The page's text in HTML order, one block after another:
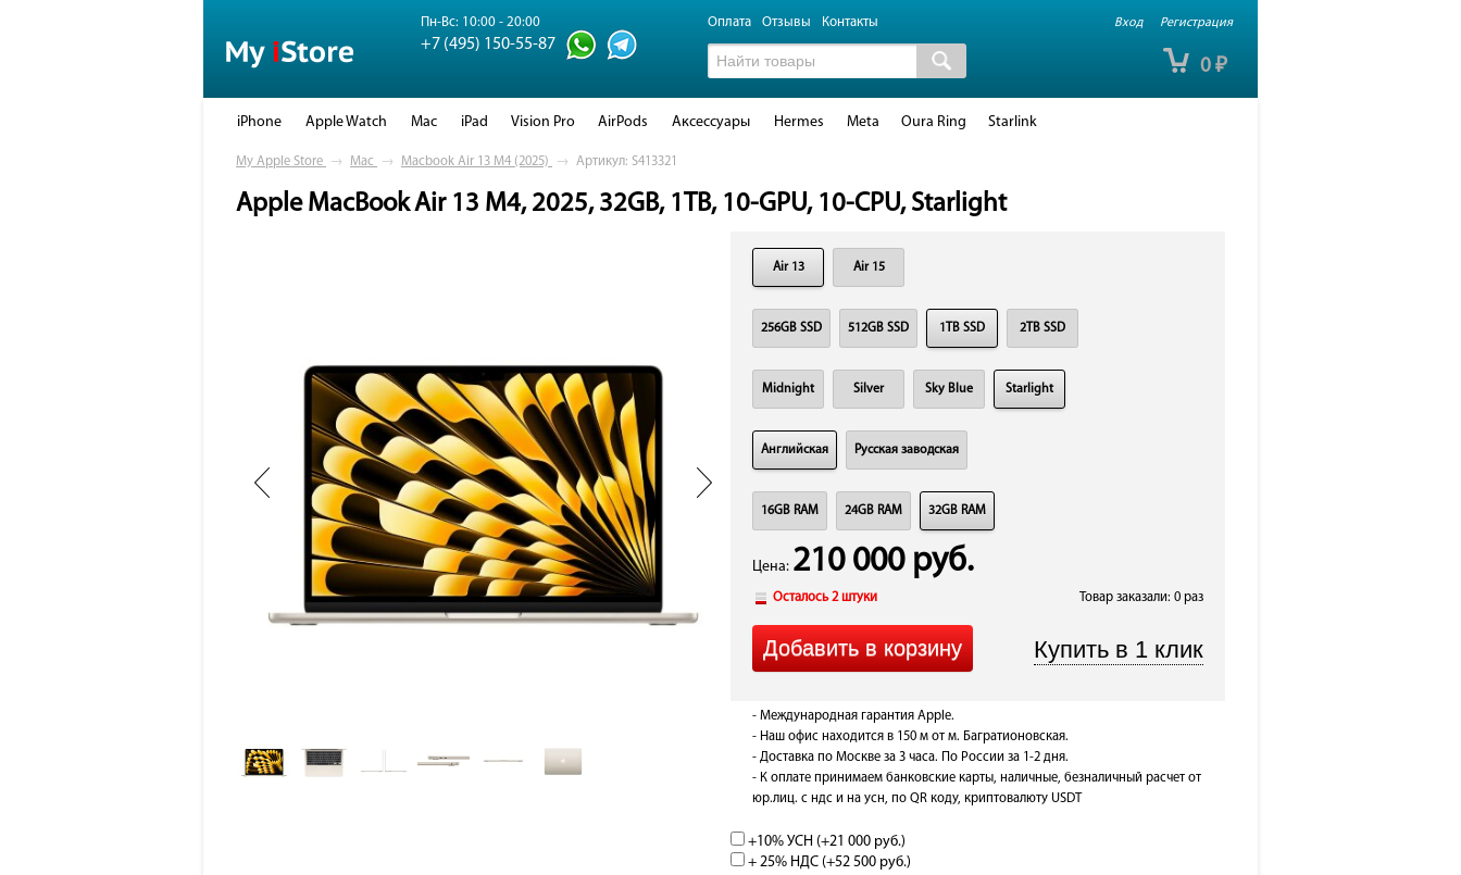
Вход Регистрация
Пн-Вс: 10:00 - 20:00
+7 (495) 150-55-87
Оплата Отзывы Контакты
0 ₽
iPhone Apple Watch Mac iPad Vision Pro AirPods Аксессуары Hermes Meta Oura Ring Starlink
My Apple Store → Mac → Macbook Air 13 M4 (2025) → Артикул: S413321
Apple MacBook Air 13 M4, 2025, 32GB, 1TB, 10-GPU, 10-CPU, Starlight
Air 13 Air 15
256GB SSD 512GB SSD 1TB SSD 2TB SSD
Midnight Silver Sky Blue Starlight
Английская Русская заводская
16GB RAM 24GB RAM 32GB RAM
Цена: 210 000 руб.
Осталось 2 штуки Товар заказали: 0 раз
- Международная гарантия Apple.
- Наш офис находится в 150 м от м. Багратионовская.
- Доставка по Москве за 3 часа. По России за 1-2 дня.
- К оплате принимаем банковские карты, наличные, безналичный расчет от
юр.лиц. с ндс и на усн, по QR коду, криптовалюту USDT
+10% УСН (+21 000 руб.)
+ 25% НДС (+52 500 руб.)